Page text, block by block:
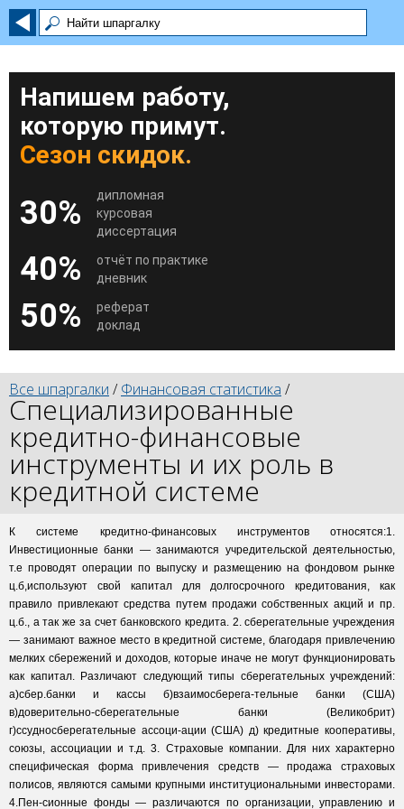
Напишем работу,
которую примут.
Сезон скидок.
30%
дипломная
курсовая
диссертация
40%
отчёт по практике
дневник
50%
реферат
доклад
Все шпаргалки / Финансовая статистика /
Специализированные
кредитно-финансовые
инструменты и их роль в
кредитной системе
К системе кредитно-финансовых инструментов относятся:1.
Инвестиционные банки — занимаются учредительской деятельностью,
т.е проводят операции по выпуску и размещению на фондовом рынке
ц.б,используют свой капитал для долгосрочного кредитования, как
правило привлекают средства путем продажи собственных акций и пр.
ц.б., а так же за счет банковского кредита. 2. сберегательные учреждения
— занимают важное место в кредитной системе, благодаря привлечению
мелких сбережений и доходов, которые иначе не могут функционировать
как капитал. Различают следующий типы сберегательных учреждений:
а)сбер.банки и кассы б)взаимосберега-тельные банки (США)
в)доверительно-сберегательные банки (Великобрит)
г)ссудносберегательные ассоци-ации (США) д) кредитные кооперативы,
союзы, ассоциации и т.д. 3. Страховые компании. Для них характерно
специфическая форма привлечения средств — продажа страховых
полисов, являются самыми крупными институциональными инвесторами.
4.Пен-сионные фонды — различаются по организации, управлению и